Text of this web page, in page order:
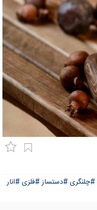
#چلنگری #دستساز #فلزی #انار